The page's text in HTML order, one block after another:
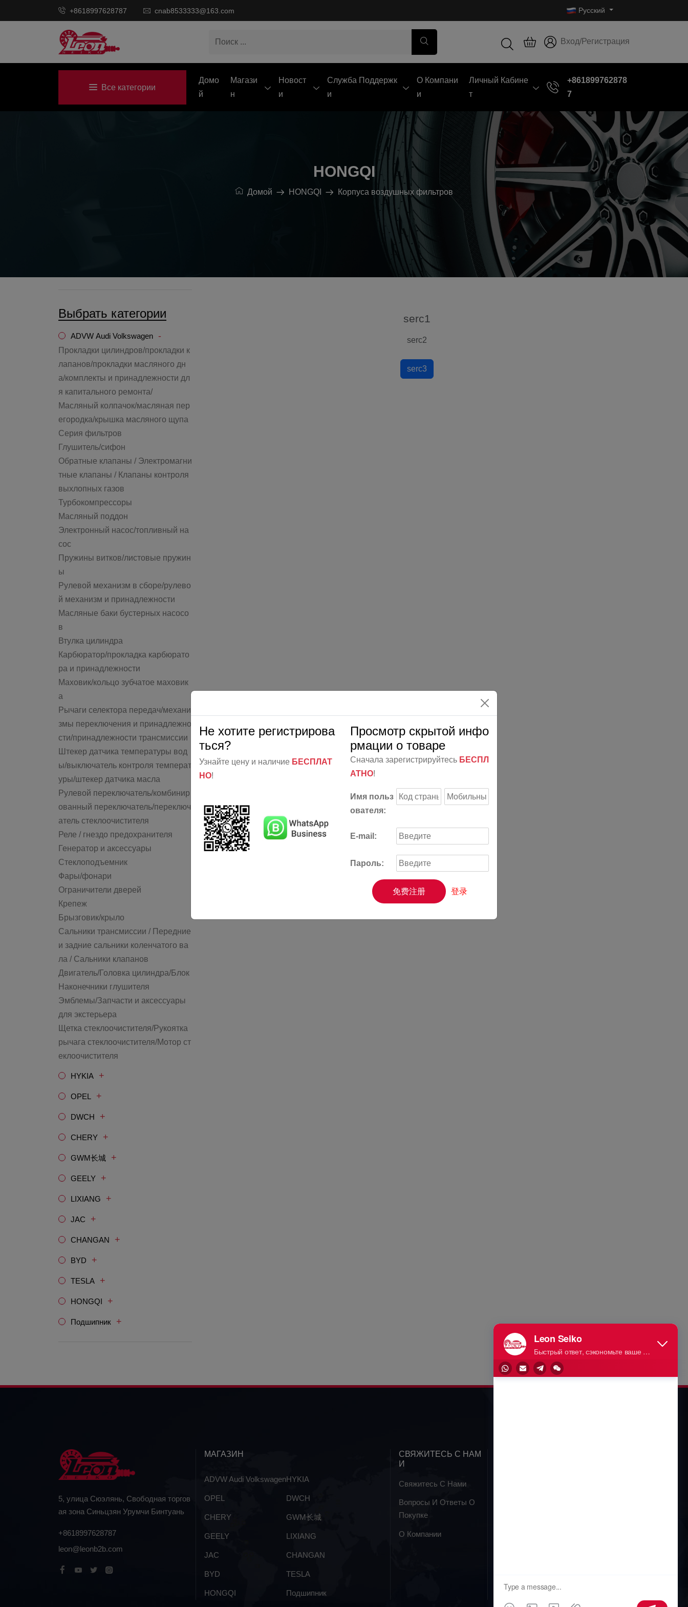
+8618997628787 cnab8533333@163.com Русский
Вход/Регистрация
Все категории
Домо
Й
Магази
Н
Новост
И
Служба Поддержк
И
О Компани
И
Личный Кабине
Т
+861899762878
7
HONGQI
Домой HONGQI Корпуса воздушных фильтров
Выбрать категории
ADVW Audi Volkswagen -
Прокладки цилиндров/прокладки к
лапанов/прокладки масляного дн
а/комплекты и принадлежности дл
я капитального ремонта/
Масляный колпачок/масляная пер
егородка/крышка масляного щупа
Серия фильтров
Глушитель/сифон
Обратные клапаны / Электромагни
тные клапаны / Клапаны контроля
выхлопных газов
Турбокомпрессоры
Масляный поддон
Электронный насос/топливный на
сос
Пружины витков/листовые пружин
ы
Рулевой механизм в сборе/рулево
й механизм и принадлежности
Масляные баки бустерных насосо
в
Втулка цилиндра
Карбюратор/прокладка карбюрато
ра и принадлежности
Маховик/кольцо зубчатое маховик
а
Рычаги селектора передач/механи
змы переключения и принадлежно
сти/принадлежности трансмиссии
Штекер датчика температуры вод
ы/выключатель контроля температ
уры/штекер датчика масла
Рулевой переключатель/комбинир
ованный переключатель/переключ
атель стеклоочистителя
Реле / гнездо предохранителя
Генератор и аксессуары
Стеклоподъемник
Фары/фонари
Ограничители дверей
Крепеж
Брызговик/крыло
Сальники трансмиссии / Передние
и задние сальники коленчатого ва
ла / Сальники клапанов
Двигатель/Головка цилиндра/Блок
Наконечники глушителя
Эмблемы/Запчасти и аксессуары
для экстерьера
Щетка стеклоочистителя/Рукоятка
рычага стеклоочистителя/Мотор ст
еклоочистителя
HYKIA +
OPEL +
DWCH +
CHERY +
GWM长城 +
GEELY +
LIXIANG +
JAC +
CHANGAN +
BYD +
TESLA +
HONGQI +
Подшипник +
serc1
serc2
serc3
5, улица Сюэлянь, Свободная торгов
ая зона Синьцзян Урумчи Бинтуань
+8618997628787
leon@leonb2b.com
МАГАЗИН
ADVW Audi VolkswagenHYKIA
OPEL DWCH
CHERY GWM长城
GEELY LIXIANG
JAC CHANGAN
BYD TESLA
HONGQI Подшипник
СВЯЖИТЕСЬ С НАМ
И
Свяжитесь С Нами
Вопросы И Ответы О
Покупке
О Компании
Не хотите регистрирова
ться?
Узнайте цену и наличие БЕСПЛАТ
НО!
Просмотр скрытой инфо
рмации о товаре
Сначала зарегистрируйтесь БЕСПЛ
АТНО!
Имя польз
ователя:
E-mail:
Пароль:
免费注册 登录